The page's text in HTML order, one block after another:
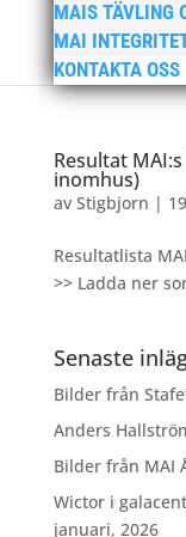
MAIS TÄVLING
MAI
KONTAKTA OSS
Resultat
inomhus)
av Stigbjorn |
Resultatlista
>> Ladda ner
Senaste
Bilder från
Anders
Bilder från MAI
Wictor i
januari, 2026